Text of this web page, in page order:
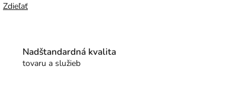
Zdieľať
Nadštandardná kvalita
tovaru a služieb